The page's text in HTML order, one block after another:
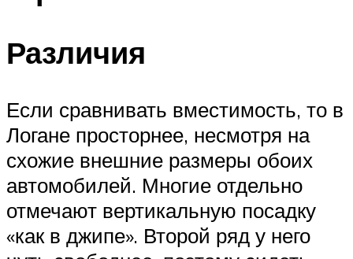
Различия
Если сравнивать вместимость, то в
Логане просторнее, несмотря на
схожие внешние размеры обоих
автомобилей. Многие отдельно
отмечают вертикальную посадку
«как в джипе». Второй ряд у него